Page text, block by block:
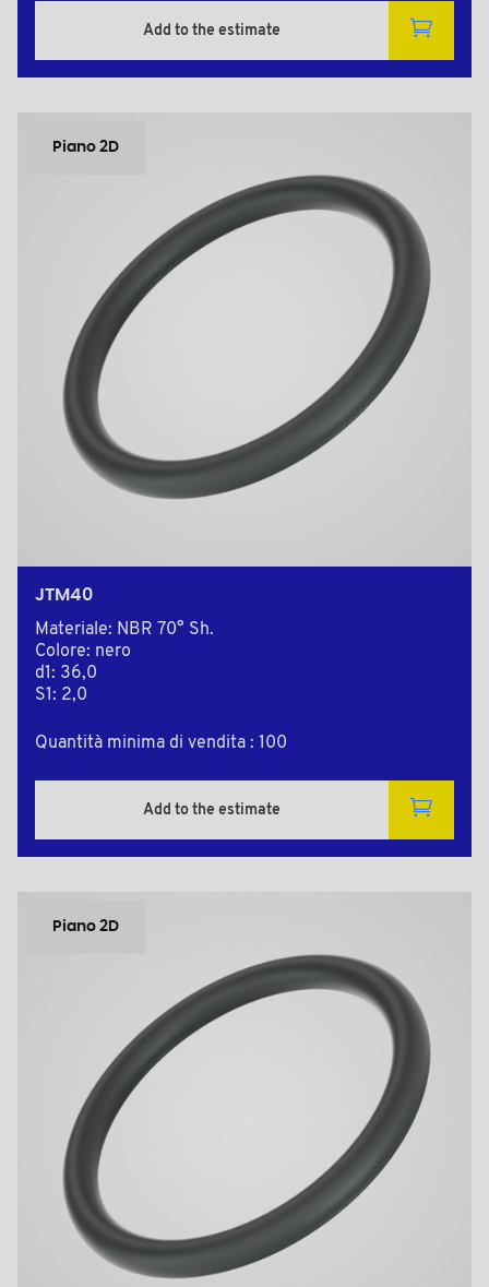
Add to the estimate
Piano 2D
JTM40
Materiale: NBR 70° Sh.
Colore: nero
d1: 36,0
S1: 2,0
Quantità minima di vendita : 100
Add to the estimate
Piano 2D